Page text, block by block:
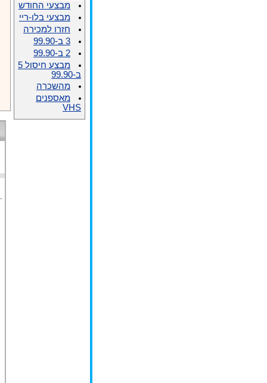
מבצעי החודש
מבצעי בלו-ריי
חזרו למכירה
3 ב-99.90
2 ב-99.90
מבצע חיסול 5
ב-99.90
מהשכרה
מאספנים
VHS